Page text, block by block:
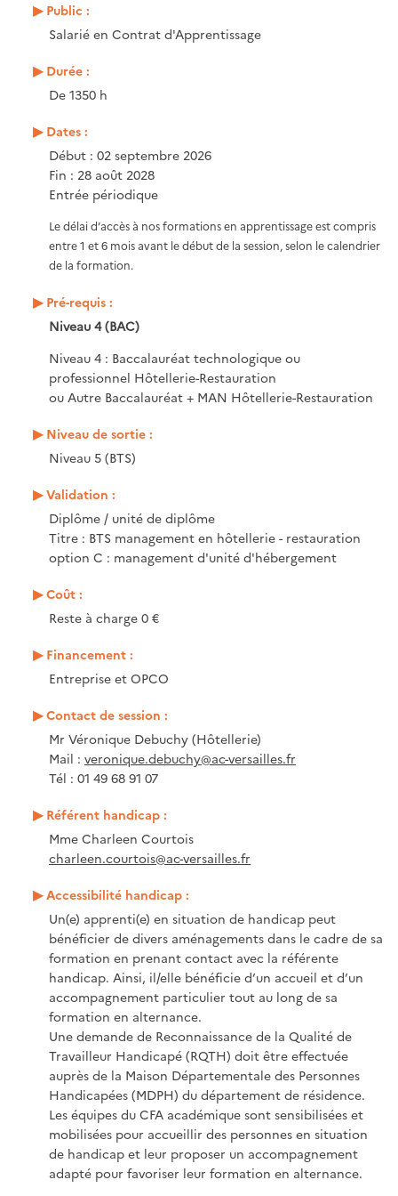
Public :
Salarié en Contrat d'Apprentissage
Durée :
De 1350 h
Dates :
Début : 02 septembre 2026
Fin : 28 août 2028
Entrée périodique
Le délai d’accès à nos formations en apprentissage est compris
entre 1 et 6 mois avant le début de la session, selon le calendrier
de la formation.
Pré-requis :
Niveau 4 (BAC)
Niveau 4 : Baccalauréat technologique ou
professionnel Hôtellerie-Restauration
ou Autre Baccalauréat + MAN Hôtellerie-Restauration
Niveau de sortie :
Niveau 5 (BTS)
Validation :
Diplôme / unité de diplôme
Titre : BTS management en hôtellerie - restauration
option C : management d'unité d'hébergement
Coût :
Reste à charge 0 €
Financement :
Entreprise et OPCO
Contact de session :
Mr Véronique Debuchy (Hôtellerie)
Mail : veronique.debuchy@ac-versailles.fr
Tél : 01 49 68 91 07
Référent handicap :
Mme Charleen Courtois
charleen.courtois@ac-versailles.fr
Accessibilité handicap :
Un(e) apprenti(e) en situation de handicap peut
bénéficier de divers aménagements dans le cadre de sa
formation en prenant contact avec la référente
handicap. Ainsi, il/elle bénéficie d’un accueil et d’un
accompagnement particulier tout au long de sa
formation en alternance.
Une demande de Reconnaissance de la Qualité de
Travailleur Handicapé (RQTH) doit être effectuée
auprès de la Maison Départementale des Personnes
Handicapées (MDPH) du département de résidence.
Les équipes du CFA académique sont sensibilisées et
mobilisées pour accueillir des personnes en situation
de handicap et leur proposer un accompagnement
adapté pour favoriser leur formation en alternance.